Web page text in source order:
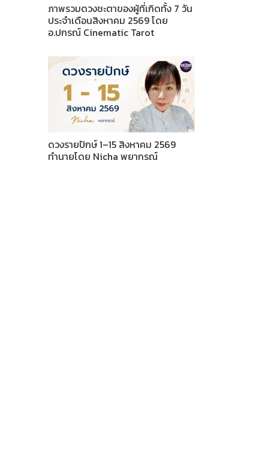
ภาพรวมดวงชะตาของผู้ที่เกิดทั้ง 7 วัน
ประจำเดือนสิงหาคม 2569 โดย
อ.ปกรณ์ Cinematic Tarot
ดวงรายปักษ์ 1–15 สิงหาคม 2569
ทำนายโดย Nicha พยากรณ์